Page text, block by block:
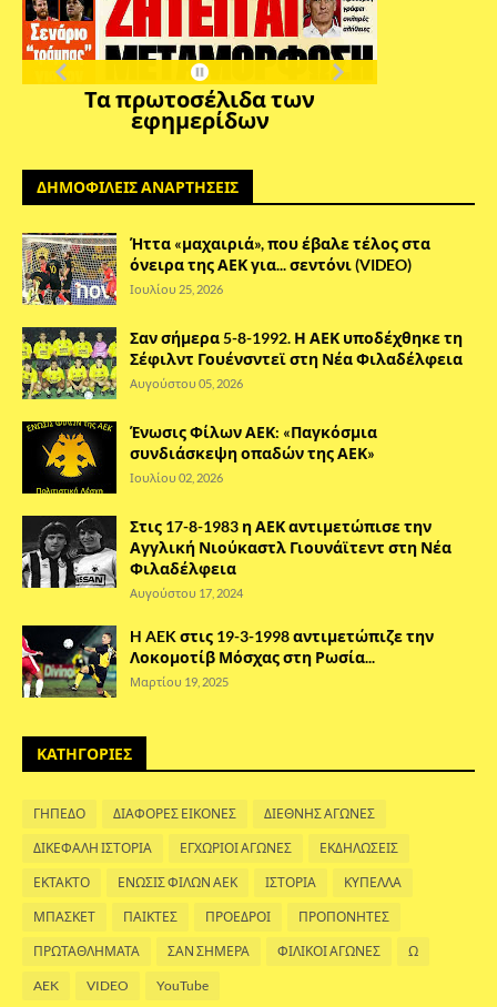
Τα πρωτοσέλιδα των
εφημερίδων
ΔΗΜΟΦΙΛΕΙΣ ΑΝΑΡΤΗΣΕΙΣ
Ήττα «μαχαιριά», που έβαλε τέλος στα
όνειρα της ΑΕΚ για... σεντόνι (VIDEO)
Ιουλίου 25, 2026
Σαν σήμερα 5-8-1992. Η ΑΕΚ υποδέχθηκε τη
Σέφιλντ Γουένσντεϊ στη Νέα Φιλαδέλφεια
Αυγούστου 05, 2026
Ένωσις Φίλων ΑΕΚ: «Παγκόσμια
συνδιάσκεψη οπαδών της ΑΕΚ»
Ιουλίου 02, 2026
Στις 17-8-1983 η ΑΕΚ αντιμετώπισε την
Αγγλική Νιούκαστλ Γιουνάϊτεντ στη Νέα
Φιλαδέλφεια
Αυγούστου 17, 2024
H AEK στις 19-3-1998 αντιμετώπιζε την
Λοκομοτίβ Μόσχας στη Ρωσία...
Μαρτίου 19, 2025
ΚΑΤΗΓΟΡΙΕΣ
ΓΗΠΕΔΟ ΔΙΑΦΟΡΕΣ ΕΙΚΟΝΕΣ ΔΙΕΘΝΗΣ ΑΓΩΝΕΣ
ΔΙΚΕΦΑΛΗ ΙΣΤΟΡΙΑ ΕΓΧΩΡΙΟΙ ΑΓΩΝΕΣ ΕΚΔΗΛΩΣΕΙΣ
ΕΚΤΑΚΤΟ ΕΝΩΣΙΣ ΦΙΛΩΝ ΑΕΚ ΙΣΤΟΡΙΑ ΚΥΠΕΛΛΑ
ΜΠΑΣΚΕΤ ΠΑΙΚΤΕΣ ΠΡΟΕΔΡΟΙ ΠΡΟΠΟΝΗΤΕΣ
ΠΡΩΤΑΘΛΗΜΑΤΑ ΣΑΝ ΣΗΜΕΡΑ ΦΙΛΙΚΟΙ ΑΓΩΝΕΣ Ω
AEK VIDEO YouTube